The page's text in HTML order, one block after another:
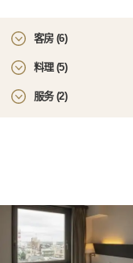
客房 (6)
料理 (5)
服务 (2)